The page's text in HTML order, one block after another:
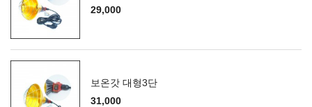
29,000
보온갓 대형3단
31,000